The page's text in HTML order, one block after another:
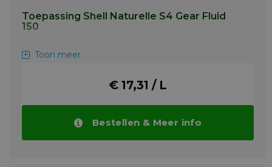
Toepassing Shell Naturelle S4 Gear Fluid
150
Scheepsaandrijvingen, stuwraketten en
verstelbare schroeven. Industriële
in circulatie- en spatsmeringssystemen.
Toon meer
€ 17,31 / L
Bestellen & Meer info